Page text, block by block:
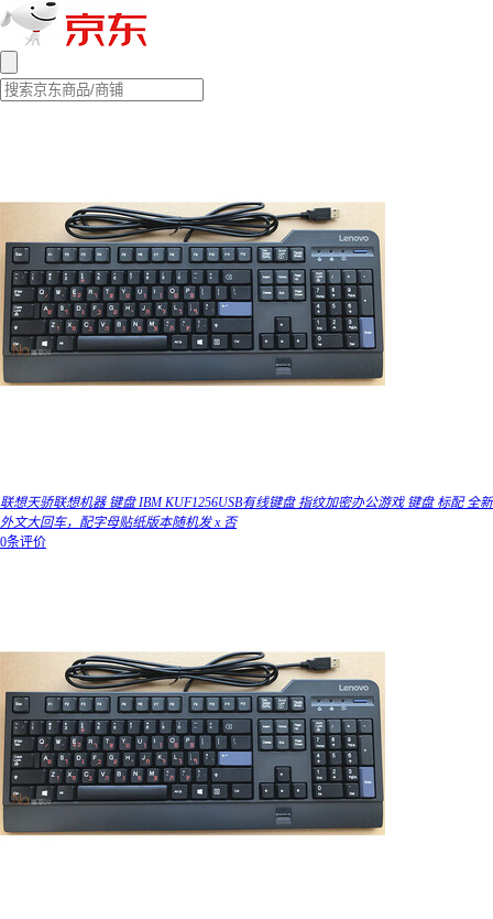
联想天骄联想机器 键盘 IBM KUF1256USB有线键盘 指纹加密办公游戏 键盘 标配 全新
外文大回车，配字母贴纸版本随机发 x 否
0条评价